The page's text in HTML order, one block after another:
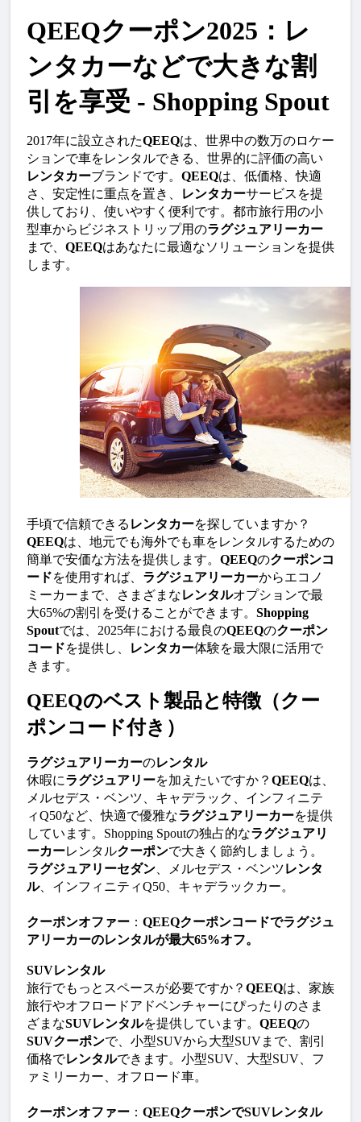
QEEQクーポン2025：レ
ンタカーなどで大きな割
引を享受 - Shopping Spout
2017年に設立されたQEEQは、世界中の数万のロケー
ションで車をレンタルできる、世界的に評価の高い
レンタカーブランドです。 QEEQは、低価格、快適
さ、安定性に重点を置き、
レンタカーサービスを提
供しており、使いやすく便利です。都市旅行用の小
型車からビジネストリップ用のラグジュアリーカー
まで、 QEEQはあなたに最適なソリューションを提供
します。
手頃で信頼できる レンタカーを探していますか？
QEEQは、地元でも海外でも車をレンタルするための
簡単で安価な方法を提供します。 QEEQのクーポンコ
ードを使用すれば、 ラグジュアリーカーからエコノ
ミーカーまで、さまざまなレンタルオプションで最
大65%の割引を受けることができます。 Shopping
Spoutでは、2025年における最良のQEEQのクーポン
コードを提供し、 レンタカー体験を最大限に活用で
きます。
QEEQのベスト製品と特徴（クー
ポンコード付き）
ラグジュアリーカーのレンタル
休暇にラグジュアリーを加えたいですか？ QEEQは、
メルセデス・ベンツ、キャデラック、インフィニテ
ィQ50など、快適で優雅なラグジュアリーカーを提供
しています。Shopping Spoutの独占的なラグジュアリ
ーカーレンタルクーポンで大きく節約しましょう。
ラグジュアリーセダン 、メルセデス・ベンツレンタ
ル、インフィニティQ50、キャデラックカー。
クーポンオファー ： QEEQクーポンコードでラグジュ
アリーカーのレンタルが最大65%オフ。
SUVレンタル
旅行でもっとスペースが必要ですか？ QEEQは、家族
旅行やオフロードアドベンチャーにぴったりのさま
ざまなSUVレンタルを提供しています。 QEEQの
SUVクーポンで、小型SUVから大型SUVまで、割引
価格でレンタルできます。小型SUV、大型SUV、フ
ァミリーカー、オフロード車。
クーポンオファー ： QEEQクーポンでSUVレンタル